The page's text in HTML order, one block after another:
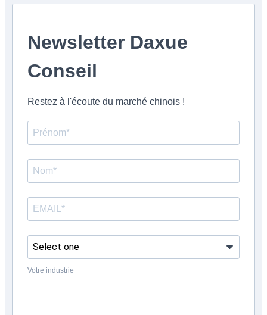
Newsletter Daxue
Conseil
Restez à l'écoute du marché chinois !
Votre industrie